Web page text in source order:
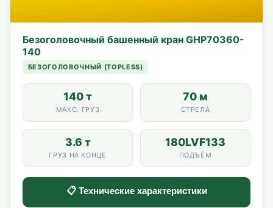
Безоголовочный башенный кран GHP70360-
140
БЕЗОГОЛОВОЧНЫЙ (TOPLESS)
140 т
МАКС. ГРУЗ
70 м
СТРЕЛА
3.6 т
ГРУЗ НА КОНЦЕ
180LVF133
ПОДЪЁМ
📋 Технические характеристики